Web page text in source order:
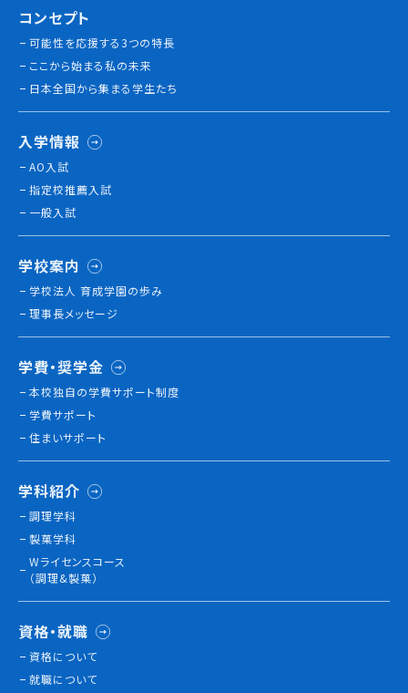
コンセプト
可能性を応援する3つの特長
ここから始まる私の未来
日本全国から集まる学生たち
入学情報
AO入試
指定校推薦入試
一般入試
学校案内
学校法人 育成学園の歩み
理事長メッセージ
学費・奨学金
本校独⾃の学費サポート制度
学費サポート
住まいサポート
学科紹介
調理学科
製菓学科
Wライセンスコース
（調理&製菓）
資格・就職
資格について
就職について